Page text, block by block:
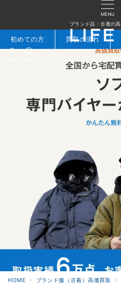
MENU
ブランド品・古着の
初めての方 買取の流れ
HOME ブランド服（古着）高価買取